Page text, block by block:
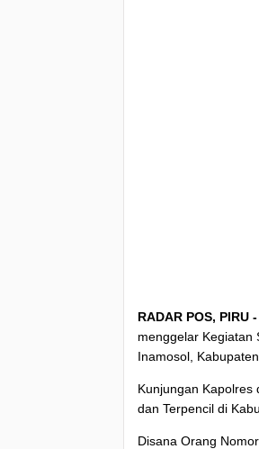
RADAR POS, PIRU -
menggelar Kegiatan
Inamosol, Kabupaten
Kunjungan Kapolres
dan Terpencil di
Disana Orang